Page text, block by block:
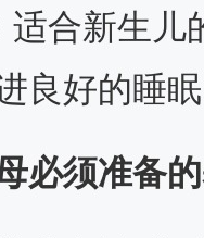
适合新生儿
良好的睡
必须准备